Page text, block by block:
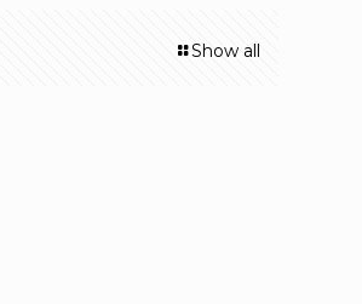
Show all